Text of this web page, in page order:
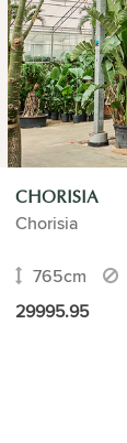
CHORISIA
Chorisia
765cm
29995.95